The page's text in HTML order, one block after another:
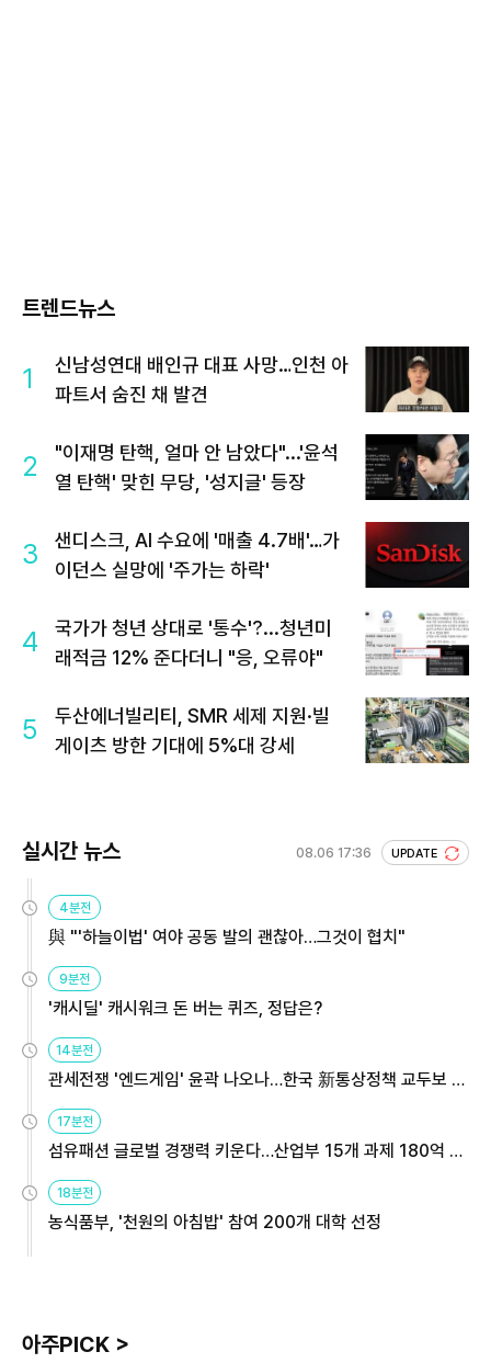
트렌드뉴스
1
신남성연대 배인규 대표 사망…인천 아
파트서 숨진 채 발견
2
"이재명 탄핵, 얼마 안 남았다"...'윤석
열 탄핵' 맞힌 무당, '성지글' 등장
3
샌디스크, AI 수요에 '매출 4.7배'…가
이던스 실망에 '주가는 하락'
4
국가가 청년 상대로 '통수'?...청년미
래적금 12% 준다더니 "응, 오류야"
5
두산에너빌리티, SMR 세제 지원·빌
게이츠 방한 기대에 5%대 강세
실시간 뉴스 08.06 17:36 UPDATE
4분전
與 "'하늘이법' 여야 공동 발의 괜찮아…그것이 협치"
9분전
'캐시딜' 캐시워크 돈 버는 퀴즈, 정답은?
14분전
관세전쟁 '엔드게임' 윤곽 나오나…한국 新통상정책 교두보 활
17분전
섬유패션 글로벌 경쟁력 키운다…산업부 15개 과제 180억 지
18분전
농식품부, '천원의 아침밥' 참여 200개 대학 선정
아주PICK >